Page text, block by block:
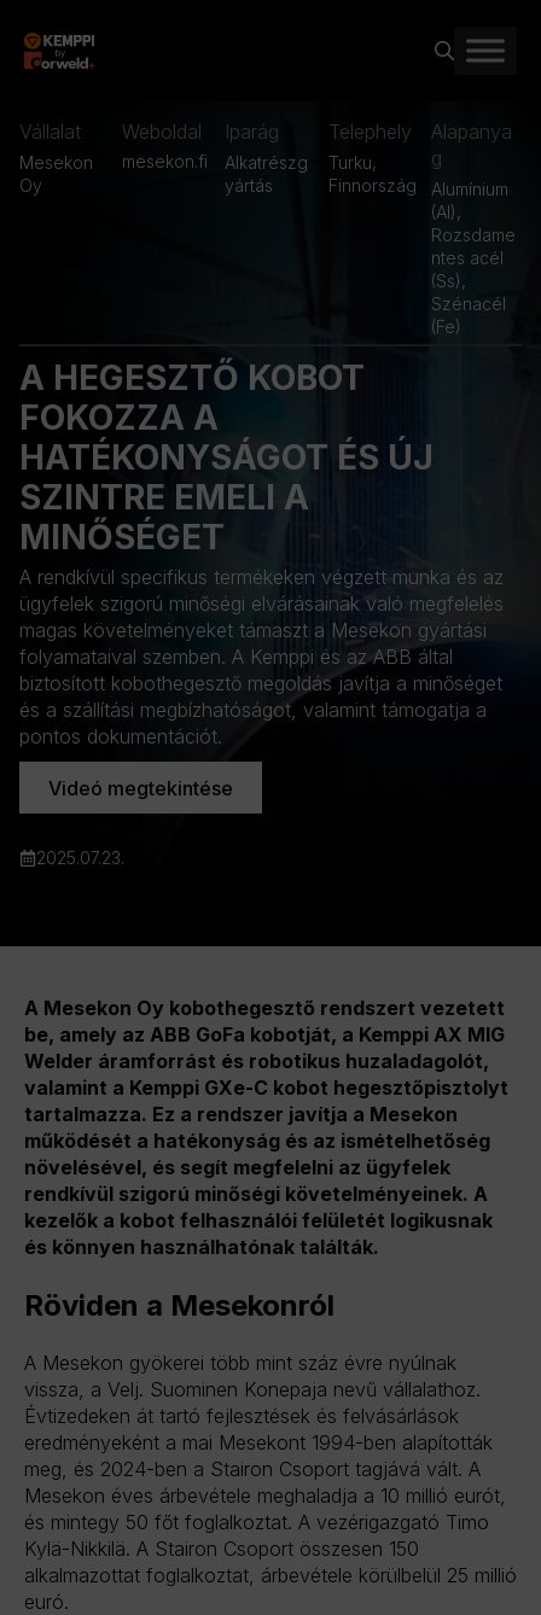
tartalomba
Vállalat
Mesekon
Oy
Weboldal
mesekon.fi
Iparág
Alkatrészg
yártás
Telephely
Turku,
Finnország
Alapanya
g
Alumínium
(AI),
Rozsdame
ntes acél
(Ss),
Szénacél
(Fe)
A HEGESZTŐ KOBOT
FOKOZZA A
HATÉKONYSÁGOT ÉS ÚJ
SZINTRE EMELI A
MINŐSÉGET
A rendkívül specifikus termékeken végzett munka és az
ügyfelek szigorú minőségi elvárásainak való megfelelés
magas követelményeket támaszt a Mesekon gyártási
folyamataival szemben. A Kemppi és az ABB által
biztosított kobothegesztő megoldás javítja a minőséget
és a szállítási megbízhatóságot, valamint támogatja a
pontos dokumentációt.
Videó megtekintése
2025.07.23.
A Mesekon Oy kobothegesztő rendszert vezetett
be, amely az ABB GoFa kobotját, a Kemppi AX MIG
Welder áramforrást és robotikus huzaladagolót,
valamint a Kemppi GXe-C kobot hegesztőpisztolyt
tartalmazza. Ez a rendszer javítja a Mesekon
működését a hatékonyság és az ismételhetőség
növelésével, és segít megfelelni az ügyfelek
rendkívül szigorú minőségi követelményeinek. A
kezelők a kobot felhasználói felületét logikusnak
és könnyen használhatónak találták.
Röviden a Mesekonról
A Mesekon gyökerei több mint száz évre nyúlnak
vissza, a Velj. Suominen Konepaja nevű vállalathoz.
Évtizedeken át tartó fejlesztések és felvásárlások
eredményeként a mai Mesekont 1994-ben alapították
meg, és 2024-ben a Stairon Csoport tagjává vált. A
Mesekon éves árbevétele meghaladja a 10 millió eurót,
és mintegy 50 főt foglalkoztat. A vezérigazgató Timo
Kylä-Nikkilä. A Stairon Csoport összesen 150
alkalmazottat foglalkoztat, árbevétele körülbelül 25 millió
euró.